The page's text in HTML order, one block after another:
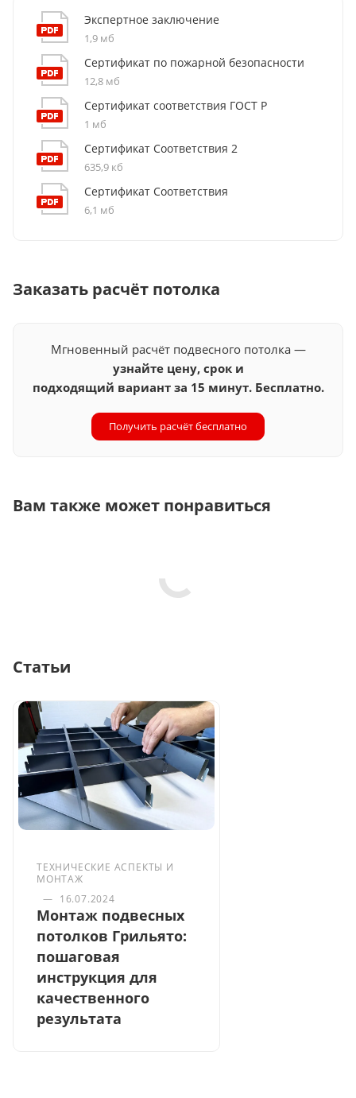
Экспертное заключение
1,9 мб
Сертификат по пожарной безопасности
12,8 мб
Сертификат соответствия ГОСТ Р
1 мб
Сертификат Соответствия 2
635,9 кб
Сертификат Соответствия
6,1 мб
Заказать расчёт потолка
Мгновенный расчёт подвесного потолка —
узнайте цену, срок и
подходящий вариант за 15 минут. Бесплатно.
Получить расчёт бесплатно
Вам также может понравиться
Статьи
ТЕХНИЧЕСКИЕ АСПЕКТЫ И
МОНТАЖ
— 16.07.2024
Монтаж подвесных
потолков Грильято:
пошаговая
инструкция для
качественного
результата